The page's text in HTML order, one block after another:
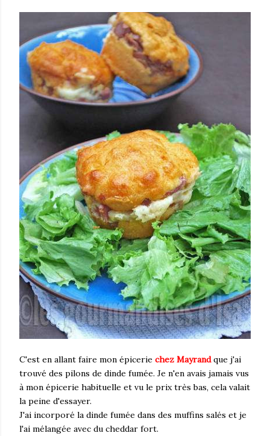
C'est en allant faire mon épicerie chez Mayrandque j'ai
trouvé des pilons de dinde fumée. Je n'en avais jamais vus
à mon épicerie habituelle et vu le prix très bas, cela valait
la peine d'essayer.
J'ai incorporé la dinde fumée dans des muffins salés et je
l'ai mélangée avec du cheddar fort.